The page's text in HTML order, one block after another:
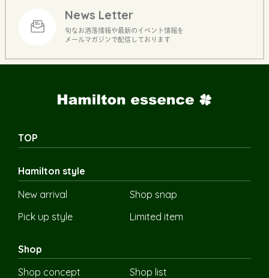
News Letter
旬なお洒落情報や最新のイベント情報を
メールマガジンで配信しております
TOP
Hamilton style
New arrival
Shop snap
Pick up style
Limited item
Shop
Shop concept
Shop list